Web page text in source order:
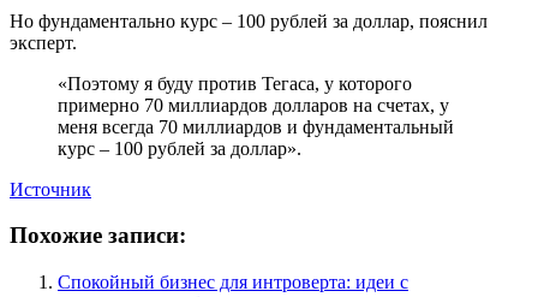
Но фундаментально курс – 100 рублей за доллар, пояснил
эксперт.
«Поэтому я буду против Тегаса, у которого
примерно 70 миллиардов долларов на счетах, у
меня всегда 70 миллиардов и фундаментальный
курс – 100 рублей за доллар».
Источник
Похожие записи:
Спокойный бизнес для интроверта: идеи с